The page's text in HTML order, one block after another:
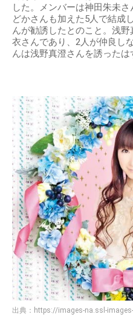
した。メンバーは神田朱未
どかさんも加えた5人で結成
んが勧誘したとのこと。浅
衣さんであり、2人が仲良し
んは浅野真澄さんを誘ったは
出典： https://images-na.ssl-